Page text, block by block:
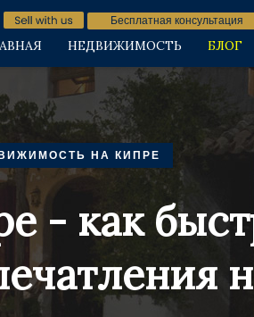
Бесплатная консультация
НЕДВИЖИМОСТЬ БЛОГ
НА КИПРЕ
- как